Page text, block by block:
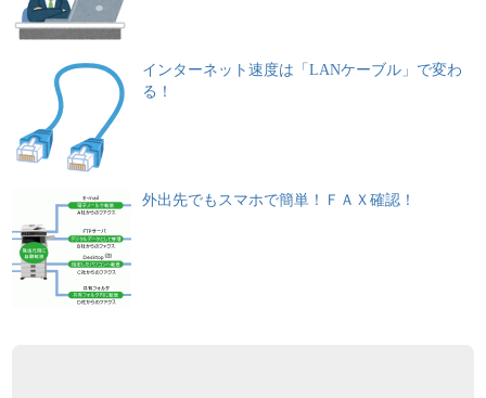
インターネット速度は「LANケーブル」で変わ
る！
外出先でもスマホで簡単！ＦＡＸ確認！